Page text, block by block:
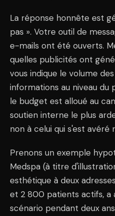
La réponse honnête est
pas ». Votre outil de
e-mails ont été ouverts.
quelles publicités ont
vous indique le volume
informations au niveau du
le budget est alloué au
soutien interne le plus
non à celui qui s'est avéré
Prenons un exemple
Medspa (à titre
esthétique à deux
et 2 800 patients actifs, a
scénario pendant deux